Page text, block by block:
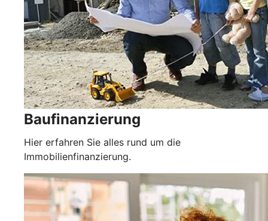
Baufinanzierung
Hier erfahren Sie alles rund um die
Immobilienfinanzierung.